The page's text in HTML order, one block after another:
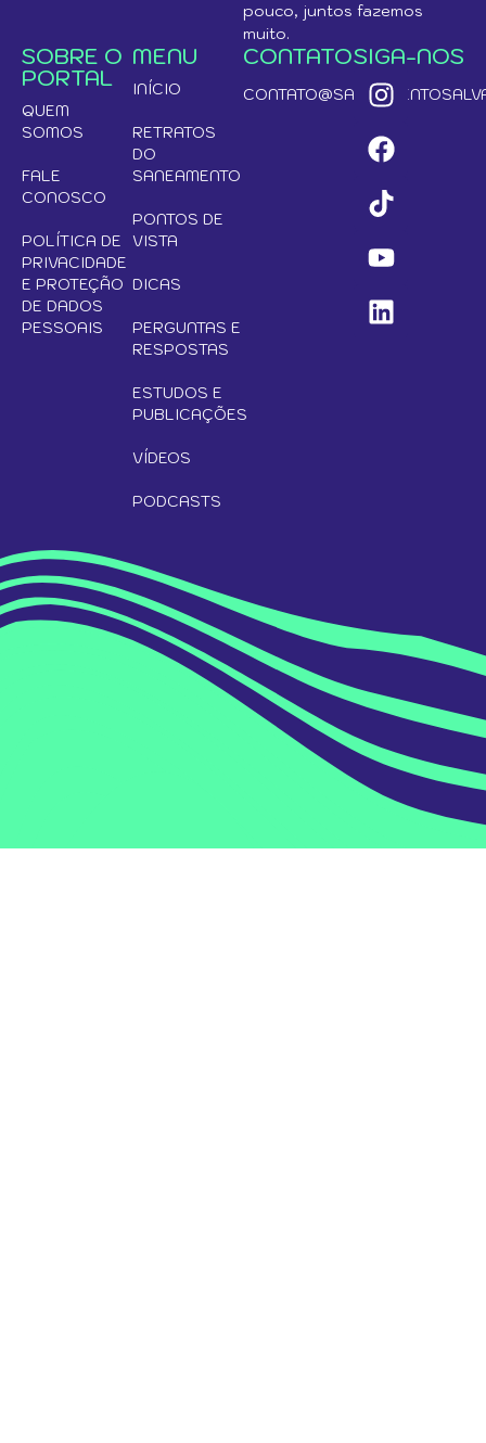
pouco, juntos fazemos
muito.
SOBRE O
PORTAL
QUEM
SOMOS
FALE
CONOSCO
POLÍTICA DE
PRIVACIDADE
E PROTEÇÃO
DE DADOS
PESSOAIS
MENU
INÍCIO
RETRATOS
DO
SANEAMENTO
PONTOS DE
VISTA
DICAS
PERGUNTAS E
RESPOSTAS
ESTUDOS E
PUBLICAÇÕES
VÍDEOS
PODCASTS
CONTATOSIGA-NOS